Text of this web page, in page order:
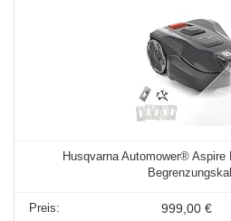
Husqvarna Automower® Aspire
999,00 €